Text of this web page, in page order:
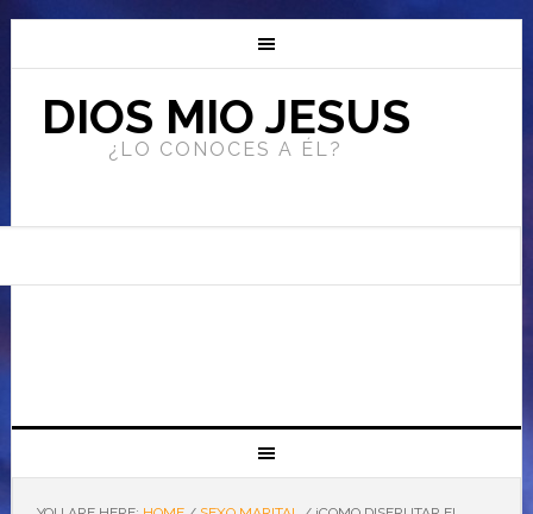
DIOS MIO JESUS
¿LO CONOCES A ÉL?